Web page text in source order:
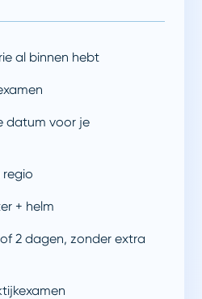
al binnen hebt
datum voor je
regio
+ helm
2 dagen, zonder extra